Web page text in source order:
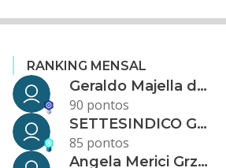
RANKING MENSAL
Geraldo Majella da Silva
90 pontos
SETTESINDICO GOVERNANÇA CONDOMINIAL
85 pontos
Angela Merici Grzybowski